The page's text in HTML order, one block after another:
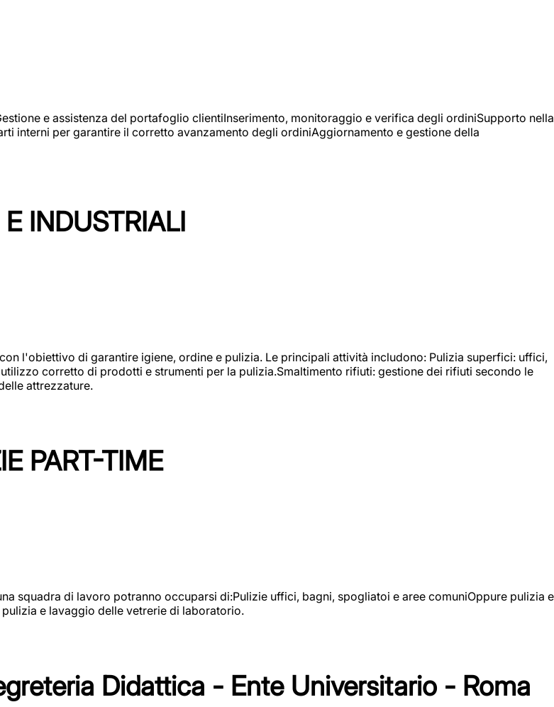
e assistenza del portafoglio clientiInserimento, monitoraggio e verifica degli ordiniSupporto nella
interni per garantire il corretto avanzamento degli ordiniAggiornamento e gestione della
INDUSTRIALI
l'obiettivo di garantire igiene, ordine e pulizia. Le principali attività includono: Pulizia superfici: uffici,
corretto di prodotti e strumenti per la pulizia.Smaltimento rifiuti: gestione dei rifiuti secondo le
attrezzature.
PART-TIME
squadra di lavoro potranno occuparsi di:Pulizie uffici, bagni, spogliatoi e aree comuniOppure pulizia e
e lavaggio delle vetrerie di laboratorio.
Didattica - Ente Universitario - Roma